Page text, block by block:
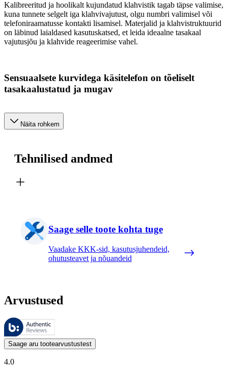
Kalibreeritud ja hoolikalt kujundatud klahvistik tagab täpse valimise,
kuna tunnete selgelt iga klahvivajutust, olgu numbri valimisel või
telefoniraamatusse kontakti lisamisel. Materjalid ja klahvistruktuurid
on läbinud laialdased kasutuskatsed, et leida ideaalne tasakaal
vajutusjõu ja klahvide reageerimise vahel.
Sensuaalsete kurvidega käsitelefon on tõeliselt
tasakaalustatud ja mugav
Näita rohkem
Tehnilised andmed
Saage selle toote kohta tuge
Vaadake KKK-sid, kasutusjuhendeid,
ohutusteavet ja nõuandeid
Arvustused
Neid arvustusi haldab Bazaarvoice ja need vastavad Bazaarvoice’i
Kliendi arvamused toodete ja tärnihinnangute kujul on kasulikud
Saage aru tootearvustustest
4.0